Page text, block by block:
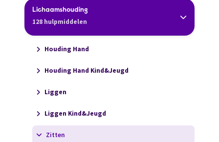
Lichaamshouding
128 hulpmiddelen
Houding Hand
Houding Hand Kind&Jeugd
Liggen
Liggen Kind&Jeugd
Zitten